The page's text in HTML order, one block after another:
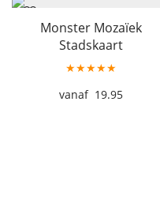
Monster Mozaïek
Stadskaart
★★★★★
19.95